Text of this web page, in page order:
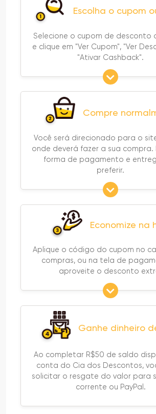
Escolha o cupom
Selecione o cupom de desconto
e clique em "Ver Cupom", "Ver
"Ativar Cashback".
Compre
Você será direcionado para o
onde deverá fazer a sua compra.
forma de pagamento e
preferir.
Economize na
Aplique o código do cupom no
compras, ou na tela de
aproveite o desconto
Ganhe dinheiro
Ao completar R$50 de saldo
conta do Cia dos Descontos,
solicitar o resgate do valor para
corrente ou PayPal.